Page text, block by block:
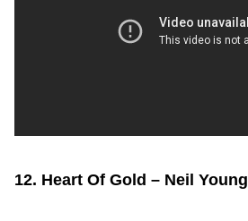
12. Heart Of Gold – Neil Young